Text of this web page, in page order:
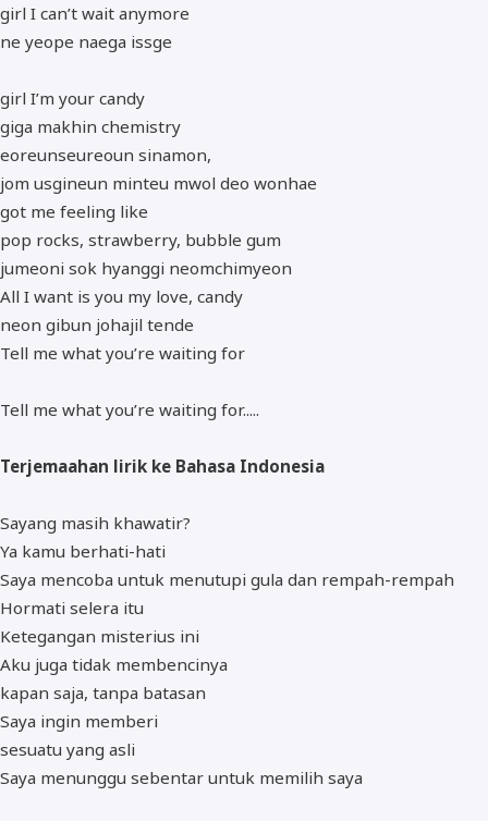
girl I can’t wait anymore
ne yeope naega issge
girl I’m your candy
giga makhin chemistry
eoreunseureoun sinamon,
jom usgineun minteu mwol deo wonhae
got me feeling like
pop rocks, strawberry, bubble gum
jumeoni sok hyanggi neomchimyeon
All I want is you my love, candy
neon gibun johajil tende
Tell me what you’re waiting for
Tell me what you’re waiting for.....
Terjemaahan lirik ke Bahasa Indonesia
Sayang masih khawatir?
Ya kamu berhati-hati
Saya mencoba untuk menutupi gula dan rempah-rempah
Hormati selera itu
Ketegangan misterius ini
Aku juga tidak membencinya
kapan saja, tanpa batasan
Saya ingin memberi
sesuatu yang asli
Saya menunggu sebentar untuk memilih saya